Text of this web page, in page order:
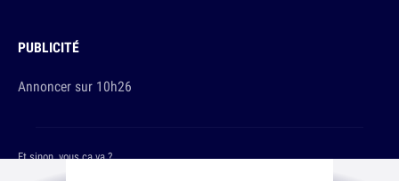
PUBLICITÉ
Annoncer sur 10h26
Et sinon, vous ça va ?